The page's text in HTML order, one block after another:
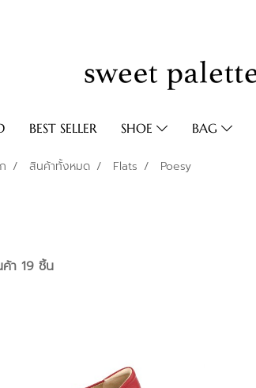
BEST SELLER SHOE BAG
สินค้าทั้งหมด Flats Poesy
า 19 ชิ้น